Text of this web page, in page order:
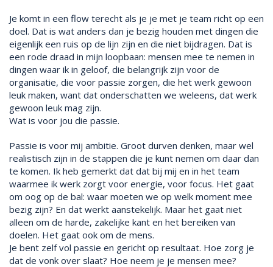
Je komt in een flow terecht als je je met je team richt op een
doel. Dat is wat anders dan je bezig houden met dingen die
eigenlijk een ruis op de lijn zijn en die niet bijdragen. Dat is
een rode draad in mijn loopbaan: mensen mee te nemen in
dingen waar ik in geloof, die belangrijk zijn voor de
organisatie, die voor passie zorgen, die het werk gewoon
leuk maken, want dat onderschatten we weleens, dat werk
gewoon leuk mag zijn.
Wat is voor jou die passie.
Passie is voor mij ambitie. Groot durven denken, maar wel
realistisch zijn in de stappen die je kunt nemen om daar dan
te komen. Ik heb gemerkt dat dat bij mij en in het team
waarmee ik werk zorgt voor energie, voor focus. Het gaat
om oog op de bal: waar moeten we op welk moment mee
bezig zijn? En dat werkt aanstekelijk. Maar het gaat niet
alleen om de harde, zakelijke kant en het bereiken van
doelen. Het gaat ook om de mens.
Je bent zelf vol passie en gericht op resultaat. Hoe zorg je
dat de vonk over slaat? Hoe neem je je mensen mee?